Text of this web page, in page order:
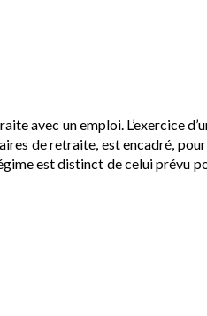
avec un emploi. L’exercice
de retraite, est encadré,
est distinct de celui prévu